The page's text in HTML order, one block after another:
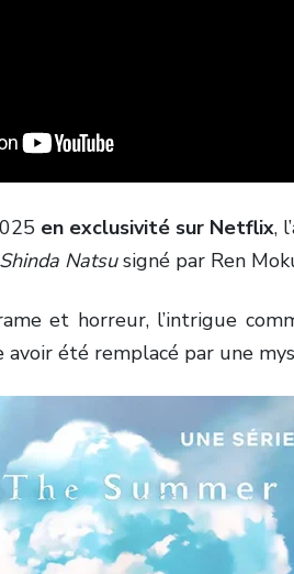
en exclusivité sur Netflix,
Natsusigné par Ren
et horreur, l’intrigue
avoir été remplacé par une